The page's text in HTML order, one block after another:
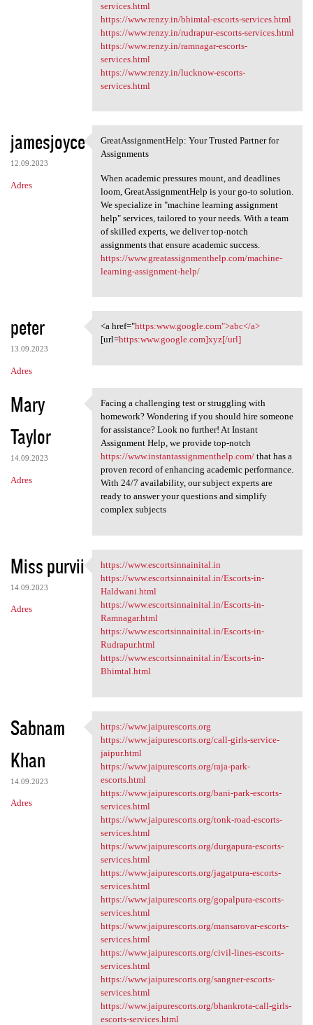
services.html
https://www.renzy.in/bhimtal-escorts-services.html
https://www.renzy.in/rudrapur-escorts-services.html
https://www.renzy.in/ramnagar-escorts-
services.html
https://www.renzy.in/lucknow-escorts-
services.html
jamesjoyce
12.09.2023
Adres
GreatAssignmentHelp: Your
GreatAssignmentHelp: Your Trusted Partner for
Assignments
When academic pressures mount, and deadlines
loom, GreatAssignmentHelp is your go-to solution.
We specialize in "machine learning assignment
help" services, tailored to your needs. With a team
of skilled experts, we deliver top-notch
assignments that ensure academic success.
https://www.greatassignmenthelp.com/machine-
learning-assignment-help/
peter
13.09.2023
Adres
<a href="https:www.google.com
<a href="https:www.google.com">abc</a>
[url=https:www.google.com]xyz[/url]
Mary
Taylor
14.09.2023
Adres
Facing a challenging test or
Facing a challenging test or struggling with
homework? Wondering if you should hire someone
for assistance? Look no further! At Instant
Assignment Help, we provide top-notch
https://www.instantassignmenthelp.com/that has a
proven record of enhancing academic performance.
With 24/7 availability, our subject experts are
ready to answer your questions and simplify
complex subjects
Miss purvii
14.09.2023
Adres
https://www.escortsinnainital
https://www.escortsinnainital.in
https://www.escortsinnainital.in/Escorts-in-
Haldwani.html
https://www.escortsinnainital.in/Escorts-in-
Ramnagar.html
https://www.escortsinnainital.in/Escorts-in-
Rudrapur.html
https://www.escortsinnainital.in/Escorts-in-
Bhimtal.html
Sabnam
Khan
14.09.2023
Adres
https://www.jaipurescorts.org
https://www.jaipurescorts.org
https://www.jaipurescorts.org/call-girls-service-
jaipur.html
https://www.jaipurescorts.org/raja-park-
escorts.html
https://www.jaipurescorts.org/bani-park-escorts-
services.html
https://www.jaipurescorts.org/tonk-road-escorts-
services.html
https://www.jaipurescorts.org/durgapura-escorts-
services.html
https://www.jaipurescorts.org/jagatpura-escorts-
services.html
https://www.jaipurescorts.org/gopalpura-escorts-
services.html
https://www.jaipurescorts.org/mansarovar-escorts-
services.html
https://www.jaipurescorts.org/civil-lines-escorts-
services.html
https://www.jaipurescorts.org/sangner-escorts-
services.html
https://www.jaipurescorts.org/bhankrota-call-girls-
escorts-services.html